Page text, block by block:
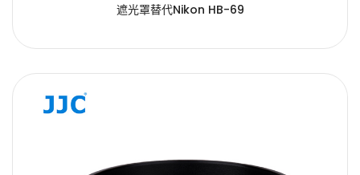
遮光罩替代Nikon HB-69